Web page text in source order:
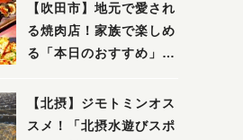
【吹田市】地元で愛され
る焼肉店！家族で楽しめ
る「本日のおすすめ」で
【北摂】ジモトミンオス
スメ！「北摂水遊びスポ